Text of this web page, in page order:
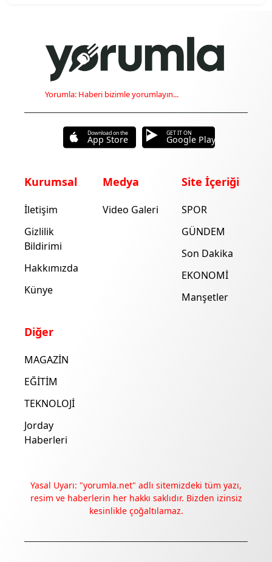
Deneyimini iyileştirmek ve içeriğimizi geliştirmek için çerezler
Yorumla: Haberi bizimle yorumlayın...
Download on the
App Store
GET IT ON
Google Play
Kurumsal
İletişim
Gizlilik
Bildirimi
Hakkımızda
Künye
Medya
Video Galeri
Site İçeriği
SPOR
GÜNDEM
Son Dakika
EKONOMİ
Manşetler
Diğer
MAGAZİN
EĞİTİM
TEKNOLOJİ
Jorday
Haberleri
Yasal Uyarı: "yorumla.net" adlı sitemizdeki tüm yazı,
resim ve haberlerin her hakkı saklıdır. Bizden izinsiz
kesinlikle çoğaltılamaz.